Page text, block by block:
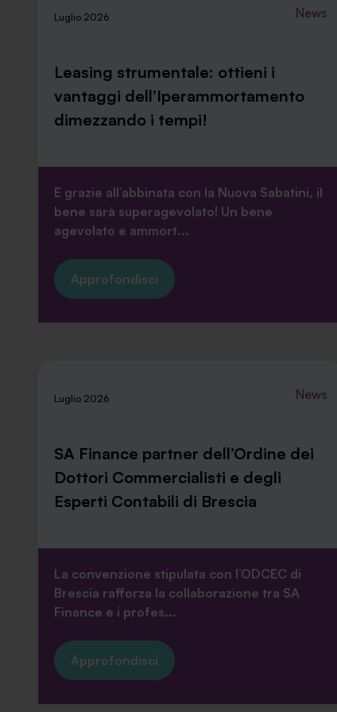
Luglio 2026 News
Leasing strumentale: ottieni i
vantaggi dell’Iperammortamento
dimezzando i tempi!
E grazie all’abbinata con la Nuova Sabatini, il
bene sarà superagevolato! Un bene
agevolato e ammort...
Approfondisci
Luglio 2026 News
SA Finance partner dell’Ordine dei
Dottori Commercialisti e degli
Esperti Contabili di Brescia
La convenzione stipulata con l’ODCEC di
Brescia rafforza la collaborazione tra SA
Finance e i profes...
Approfondisci